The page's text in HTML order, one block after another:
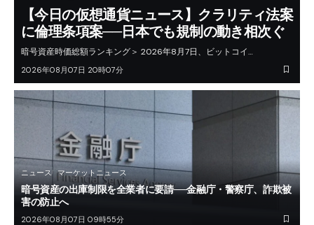
【今日の仮想通貨ニュース】クラリティ法案
に倫理条項案──日本でも規制の動き相次ぐ
暗号資産時価総額ランキング＞ 2026年8月7日、ビットコイ…
2026年08月07日 20時07分
ニュース マーケットニュース
暗号資産の出庫制限を全業者に要請──金融庁・警察庁、詐欺被
害の防止へ
2026年08月07日 09時55分